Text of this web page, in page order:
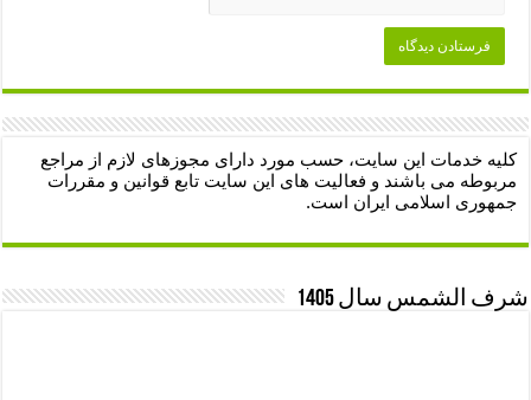
کلیه خدمات این سایت، حسب مورد دارای مجوزهای لازم از مراجع
مربوطه می باشند و فعالیت های این سایت تابع قوانین و مقررات
جمهوری اسلامی ایران است.
شرف الشمس سال 1405